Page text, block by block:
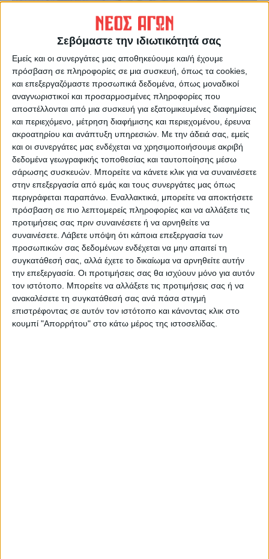
Σεβόμαστε την ιδιωτικότητά σας
Εμείς και οι συνεργάτες μας αποθηκεύουμε και/ή έχουμε
πρόσβαση σε πληροφορίες σε μια συσκευή, όπως τα cookies,
και επεξεργαζόμαστε προσωπικά δεδομένα, όπως μοναδικοί
αναγνωριστικοί και προσαρμοσμένες πληροφορίες που
αποστέλλονται από μια συσκευή για εξατομικευμένες διαφημίσεις
και περιεχόμενο, μέτρηση διαφήμισης και περιεχομένου, έρευνα
ακροατηρίου και ανάπτυξη υπηρεσιών. Με την άδειά σας, εμείς
και οι συνεργάτες μας ενδέχεται να χρησιμοποιήσουμε ακριβή
δεδομένα γεωγραφικής τοποθεσίας και ταυτοποίησης μέσω
σάρωσης συσκευών. Μπορείτε να κάνετε κλικ για να συναινέσετε
στην επεξεργασία από εμάς και τους συνεργάτες μας όπως
περιγράφεται παραπάνω. Εναλλακτικά, μπορείτε να αποκτήσετε
πρόσβαση σε πιο λεπτομερείς πληροφορίες και να αλλάξετε τις
προτιμήσεις σας πριν συναινέσετε ή να αρνηθείτε να
συναινέσετε. Λάβετε υπόψη ότι κάποια επεξεργασία των
προσωπικών σας δεδομένων ενδέχεται να μην απαιτεί τη
συγκατάθεσή σας, αλλά έχετε το δικαίωμα να αρνηθείτε αυτήν
την επεξεργασία. Οι προτιμήσεις σας θα ισχύουν μόνο για αυτόν
τον ιστότοπο. Μπορείτε να αλλάξετε τις προτιμήσεις σας ή να
ανακαλέσετε τη συγκατάθεσή σας ανά πάσα στιγμή
επιστρέφοντας σε αυτόν τον ιστότοπο και κάνοντας κλικ στο
κουμπί "Απορρήτου" στο κάτω μέρος της ιστοσελίδας.
Η ιδέα δεν είναι καινούργια καθώς σε
πολλές πόλεις, μεγάλες ή μικρότερες, οι
δήμοι και ντόπιοι καλλιτέχνες “υιοθετούν”
τα ΚΑΦΑΟ και τα μεταμορφώνουν.
Αντλώντας θέματα από την ιστορία της
κάθε περιοχής, τη φύση, τον
κινηματογράφο ή την καθημερινότητα
αντικαθιστούν το γκρίζο και δημιουργούν
όμορφες εικόνες.